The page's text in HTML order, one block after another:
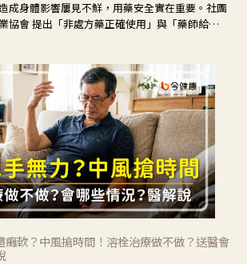
成身體影響屢見不鮮，用藥安全實在重要。社團
協會 提出「非處方藥正確使用」與「藥師給
癱軟？中風搶時間！溶栓治療做不做？送醫會